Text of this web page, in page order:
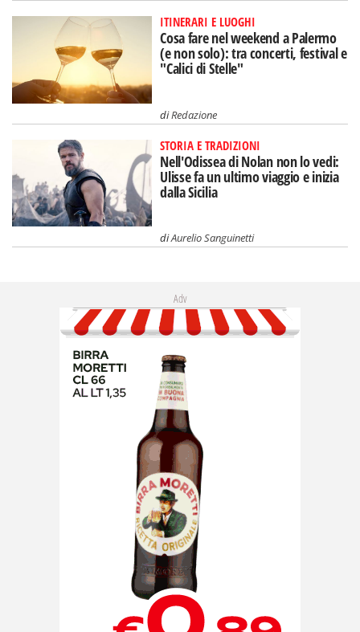
ITINERARI E LUOGHI
Cosa fare nel weekend a Palermo
(e non solo): tra concerti, festival e
"Calici di Stelle"
diRedazione
STORIA E TRADIZIONI
Nell'Odissea di Nolan non lo vedi:
Ulisse fa un ultimo viaggio e inizia
dalla Sicilia
diAurelio Sanguinetti
Adv